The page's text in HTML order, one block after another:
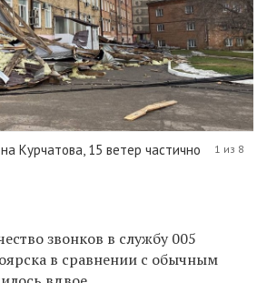
Курчатова, 15 ветер частично
1 из 8
звонков в службу 005
в сравнении с обычным